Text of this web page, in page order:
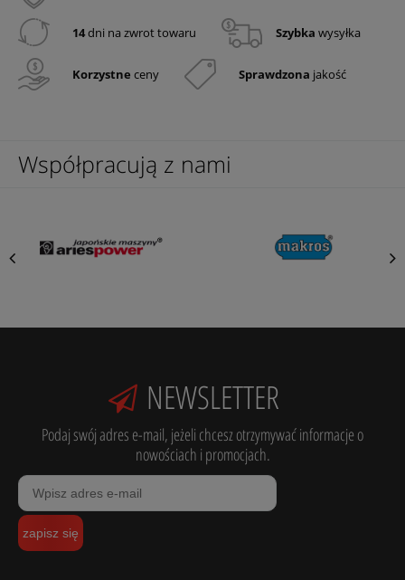
14dni na zwrot towaru Szybka wysyłka
Korzystne ceny Sprawdzona jakość
Współpracują z nami
NEWSLETTER
Podaj swój adres e-mail, jeżeli chcesz otrzymywać informacje o
nowościach i promocjach.
zapisz się